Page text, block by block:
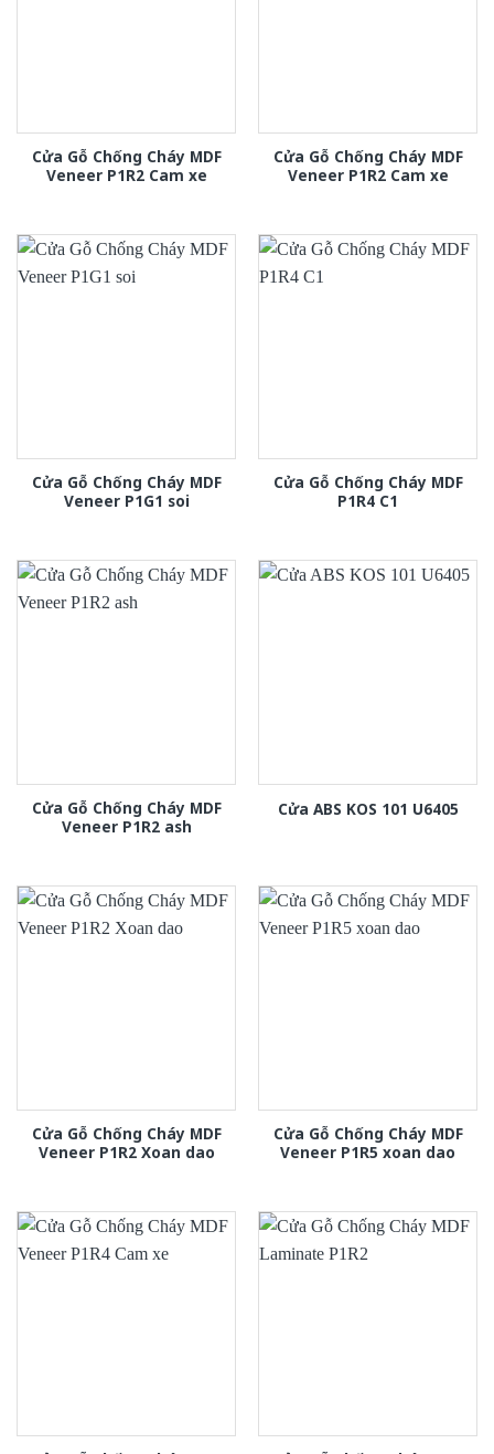
Cửa Gỗ Chống Cháy MDF
Veneer P1R2 Cam xe
Cửa Gỗ Chống Cháy MDF
Veneer P1R2 Cam xe
Cửa Gỗ Chống Cháy MDF
Veneer P1G1 soi
Cửa Gỗ Chống Cháy MDF
P1R4 C1
Cửa Gỗ Chống Cháy MDF
Veneer P1R2 ash
Cửa ABS KOS 101 U6405
Cửa Gỗ Chống Cháy MDF
Veneer P1R2 Xoan dao
Cửa Gỗ Chống Cháy MDF
Veneer P1R5 xoan dao